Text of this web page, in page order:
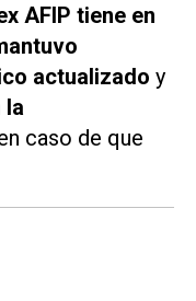
AFIP tiene en
actualizado y
la
caso de que